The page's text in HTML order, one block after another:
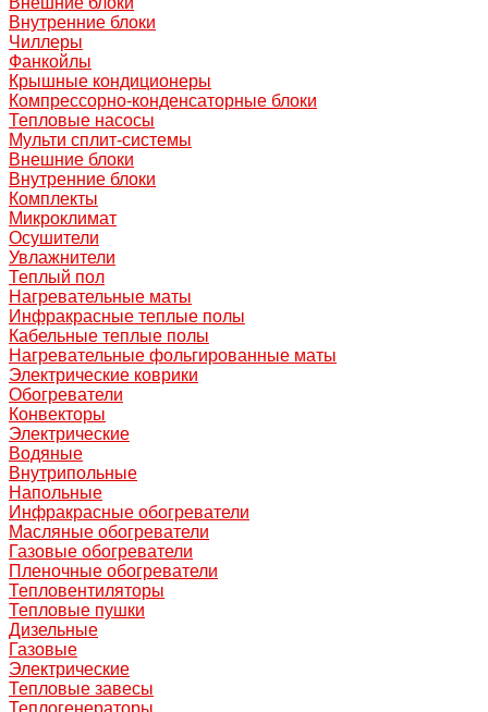
Внутренние блоки
Чиллеры
Фанкойлы
Крышные кондиционеры
Компрессорно-конденсаторные блоки
Тепловые насосы
Мульти сплит-системы
Внешние блоки
Внутренние блоки
Комплекты
Микроклимат
Осушители
Увлажнители
Теплый пол
Нагревательные маты
Инфракрасные теплые полы
Кабельные теплые полы
Нагревательные фольгированные маты
Электрические коврики
Обогреватели
Конвекторы
Электрические
Водяные
Внутрипольные
Напольные
Инфракрасные обогреватели
Масляные обогреватели
Газовые обогреватели
Пленочные обогреватели
Тепловентиляторы
Тепловые пушки
Дизельные
Газовые
Электрические
Тепловые завесы
Теплогенераторы